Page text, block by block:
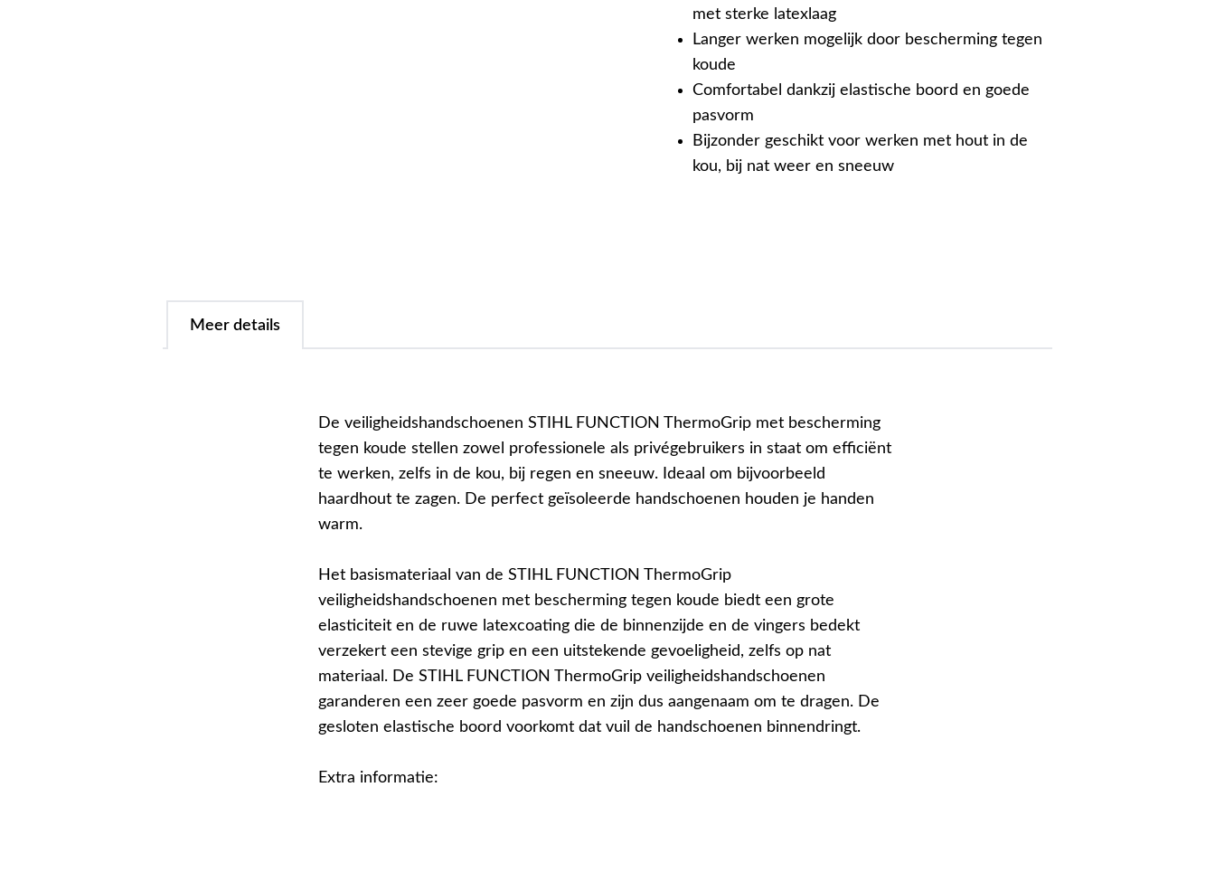
met sterke latexlaag
Langer werken mogelijk door bescherming tegen
koude
Comfortabel dankzij elastische boord en goede
pasvorm
Bijzonder geschikt voor werken met hout in de
kou, bij nat weer en sneeuw
Meer details
De veiligheidshandschoenen STIHL FUNCTION ThermoGrip met bescherming
tegen koude stellen zowel professionele als privégebruikers in staat om efficiënt
te werken, zelfs in de kou, bij regen en sneeuw. Ideaal om bijvoorbeeld
haardhout te zagen. De perfect geïsoleerde handschoenen houden je handen
warm.
Het basismateriaal van de STIHL FUNCTION ThermoGrip
veiligheidshandschoenen met bescherming tegen koude biedt een grote
elasticiteit en de ruwe latexcoating die de binnenzijde en de vingers bedekt
verzekert een stevige grip en een uitstekende gevoeligheid, zelfs op nat
materiaal. De STIHL FUNCTION ThermoGrip veiligheidshandschoenen
garanderen een zeer goede pasvorm en zijn dus aangenaam om te dragen. De
gesloten elastische boord voorkomt dat vuil de handschoenen binnendringt.
Extra informatie: